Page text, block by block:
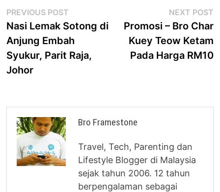
Post
navigation
PREVIOUS POST
post:
Nasi Lemak Sotong di
Anjung Embah
Syukur, Parit Raja,
Johor
NEXT POST
Promosi – Bro Char
Kuey Teow Ketam
Pada Harga RM10
Bro Framestone
Travel, Tech, Parenting dan
Lifestyle Blogger di Malaysia
sejak tahun 2006. 12 tahun
berpengalaman sebagai